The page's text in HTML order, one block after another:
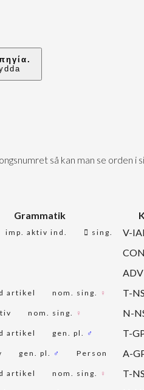
så kan man se orden
Grammatik
imp. aktiv ind. sing.
V-
ADV
artikel nom. sing. ♀
T-
nom. sing. ♀
N-
artikel gen. pl. ♂
T-
gen. pl. ♂ Person
A-
artikel nom. sing. ♀
T-